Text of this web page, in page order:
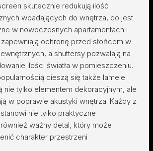
skutecznie redukują ilość
wpadających do wnętrza, co jest
w nowoczesnych apartamentach i
ochronę przed słońcem w
a shuttersy pozwalają na
ilości światła w pomieszczeniu.
cieszą się także lamele
nie tylko elementem dekoracyjnym, ale
w poprawie akustyki wnętrza. Każdy z
nie tylko praktyczne
ważny detal, który może
charakter przestrzeni